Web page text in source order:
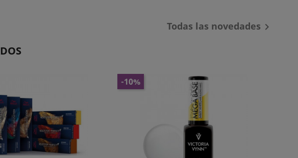
Todas las novedades 
-10%